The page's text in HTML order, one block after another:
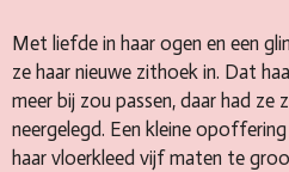
Met liefde in haar ogen en een
ze haar nieuwe zithoek in. Dat
meer bij zou passen, daar had ze
neergelegd. Een kleine
haar vloerkleed vijf maten te